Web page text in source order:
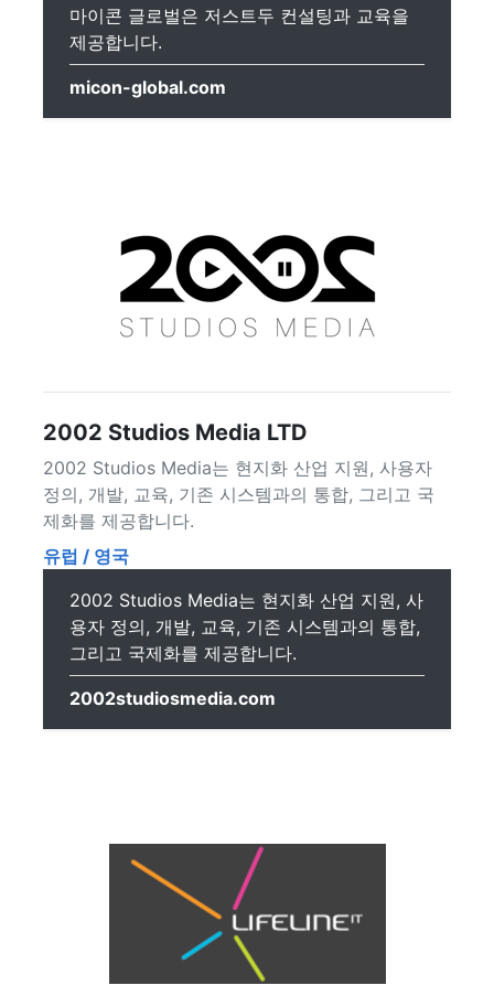
마이콘 글로벌은 저스트두 컨설팅과 교육을
제공합니다.
micon-global.com
2002 Studios Media LTD
2002 Studios Media는 현지화 산업 지원, 사용자
정의, 개발, 교육, 기존 시스템과의 통합, 그리고 국
제화를 제공합니다.
유럽 / 영국
2002 Studios Media는 현지화 산업 지원, 사
용자 정의, 개발, 교육, 기존 시스템과의 통합,
그리고 국제화를 제공합니다.
2002studiosmedia.com